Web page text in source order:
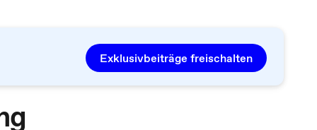
Exklusivbeiträge freischalten